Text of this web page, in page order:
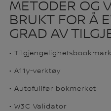
METODER OG
BRUKT FOR Å
GRAD AV
•
• A11y-verktøy
• Autofullfør bokmerket
• W3C Validator